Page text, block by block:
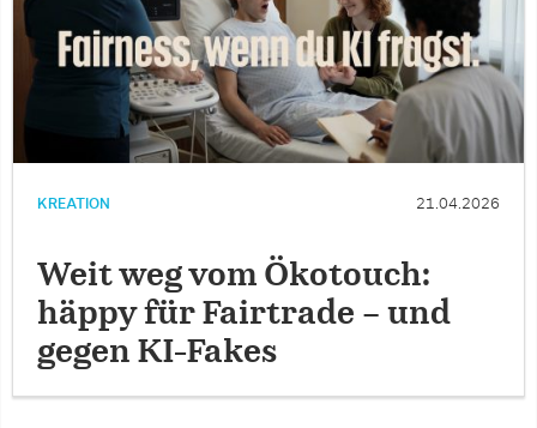
KREATION 21.04.2026
Weit weg vom Ökotouch:
häppy für Fairtrade – und
gegen KI-Fakes